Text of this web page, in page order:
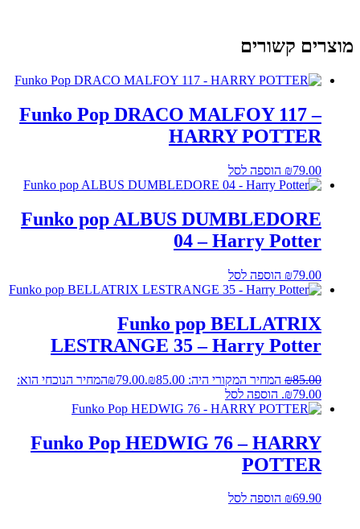
מוצרים קשורים
Funko Pop DRACO MALFOY 117 –
HARRY POTTER
₪79.00 הוספה לסל
Funko pop ALBUS DUMBLEDORE
04 – Harry Potter
₪79.00 הוספה לסל
Funko pop BELLATRIX
LESTRANGE 35 – Harry Potter
₪85.00 המחיר המקורי היה: ₪85.00. ₪79.00
המחיר הנוכחי הוא:
₪79.00. הוספה לסל
Funko Pop HEDWIG 76 – HARRY
POTTER
₪69.90 הוספה לסל